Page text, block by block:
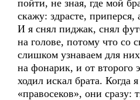
пойти, не зная, где мой
скажу: здрасте, приперся,
И я снял пиджак, снял
на голове, потому что со
слишком узнаваем для
на фонарик, и от второго
ходил искал брата. Когда
«правосеков», они сразу: